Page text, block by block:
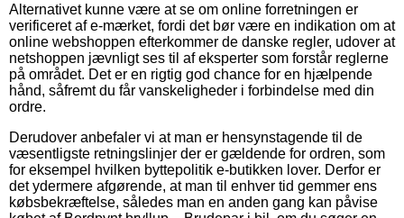
Alternativet kunne være at se om online forretningen er
verificeret af e-mærket, fordi det bør være en indikation om at
online webshoppen efterkommer de danske regler, udover at
netshoppen jævnligt ses til af eksperter som forstår reglerne
på området. Det er en rigtig god chance for en hjælpende
hånd, såfremt du får vanskeligheder i forbindelse med din
ordre.
Derudover anbefaler vi at man er hensynstagende til de
væsentligste retningslinjer der er gældende for ordren, som
for eksempel hvilken byttepolitik e-butikken lover. Derfor er
det ydermere afgørende, at man til enhver tid gemmer ens
købsbekræftelse, således man en anden gang kan påvise